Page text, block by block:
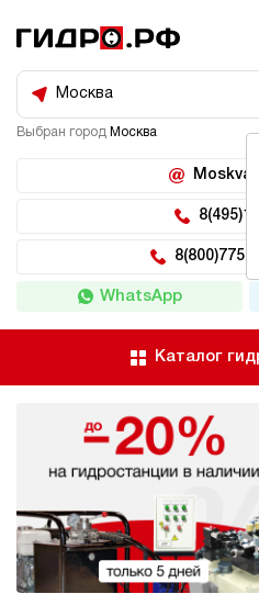
Москва
Выбран город Москва
8(800)775-
WhatsApp
Каталог